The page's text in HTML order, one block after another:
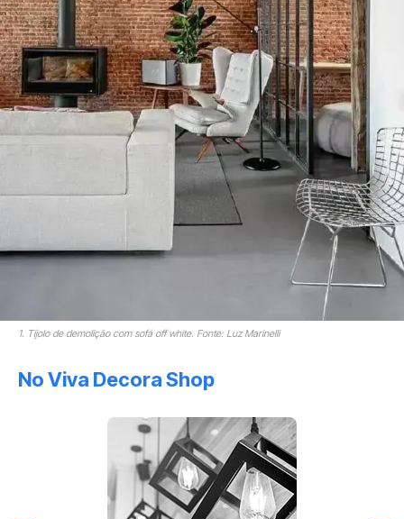
1. Tijolo de demolição com sofá off white. Fonte: Luz Marinelli
No Viva Decora Shop